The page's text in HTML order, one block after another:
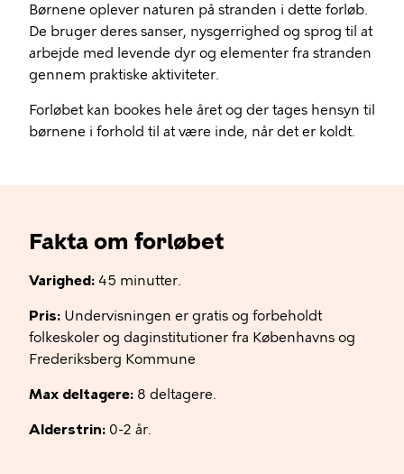
Børnene oplever naturen på stranden i dette forløb.
De bruger deres sanser, nysgerrighed og sprog til at
arbejde med levende dyr og elementer fra stranden
gennem praktiske aktiviteter.
Forløbet kan bookes hele året og der tages hensyn til
børnene i forhold til at være inde, når det er koldt.
Fakta om forløbet
Varighed: 45 minutter.
Pris: Undervisningen er gratis og forbeholdt
folkeskoler og daginstitutioner fra Københavns og
Frederiksberg Kommune
Max deltagere: 8 deltagere.
Alderstrin: 0-2 år.